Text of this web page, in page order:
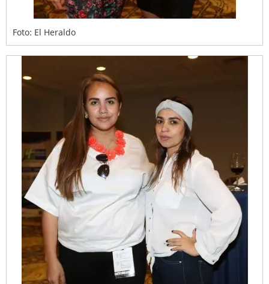
Foto: El Heraldo